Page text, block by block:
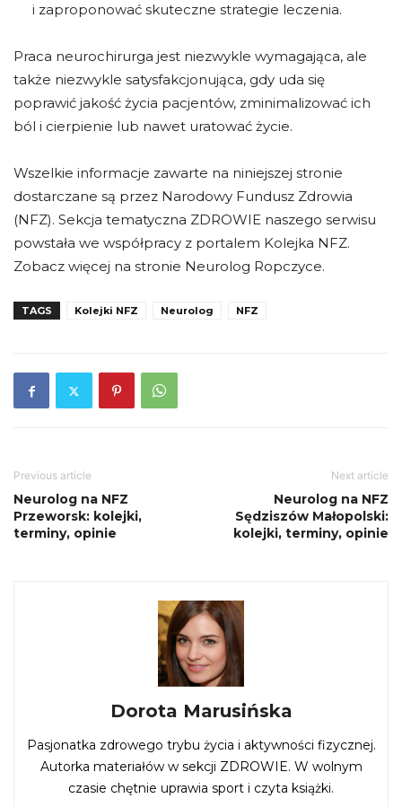
i zaproponować skuteczne strategie leczenia.
Praca neurochirurga jest niezwykle wymagająca, ale
także niezwykle satysfakcjonująca, gdy uda się
poprawić jakość życia pacjentów, zminimalizować ich
ból i cierpienie lub nawet uratować życie.
Wszelkie informacje zawarte na niniejszej stronie
dostarczane są przez Narodowy Fundusz Zdrowia
(NFZ). Sekcja tematyczna ZDROWIE naszego serwisu
powstała we współpracy z portalem Kolejka NFZ.
Zobacz więcej na stronie Neurolog Ropczyce.
TAGS Kolejki NFZ Neurolog NFZ
Previous article
Neurolog na NFZ
Przeworsk: kolejki,
terminy, opinie
Next article
Neurolog na NFZ
Sędziszów Małopolski:
kolejki, terminy, opinie
Dorota Marusińska
Pasjonatka zdrowego trybu życia i aktywności fizycznej.
Autorka materiałów w sekcji ZDROWIE. W wolnym
czasie chętnie uprawia sport i czyta książki.